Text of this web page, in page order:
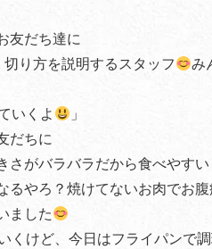
友だち達に
り方を説明するスタッフ
み
いくよ
」
だちに
さがバラバラだから食べやす
るやろ？焼けてないお肉でお
ました
くけど、今日はフライパンで